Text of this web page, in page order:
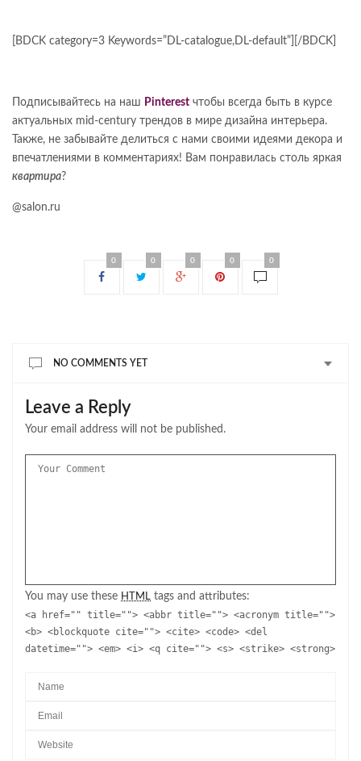
[BDCK category=3 Keywords=”DL-catalogue,DL-default”][/BDCK]
Подписывайтесь на наш Pinterest чтобы всегда быть в курсе
актуальных mid-century трендов в мире дизайна интерьера.
Также, не забывайте делиться с нами своими идеями декора и
впечатлениями в комментариях! Вам понравилась столь яркая
квартира?
@salon.ru
0 0 0 0 0
NO COMMENTS YET
Leave a Reply
Your email address will not be published.
You may use these HTML tags and attributes:
<a href="" title=""> <abbr title=""> <acronym title="">
<b> <blockquote cite=""> <cite> <code> <del
datetime=""> <em> <i> <q cite=""> <s> <strike> <strong>